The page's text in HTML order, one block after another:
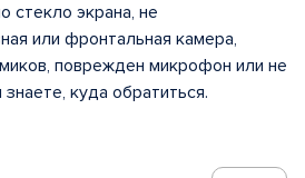
стекло экрана, не
или фронтальная камера,
поврежден микрофон или не
куда обратиться.